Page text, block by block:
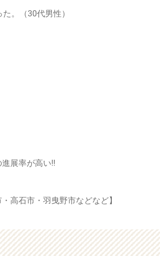
。（30代男性）
展率が高い!!
高石市・羽曳野市などなど】